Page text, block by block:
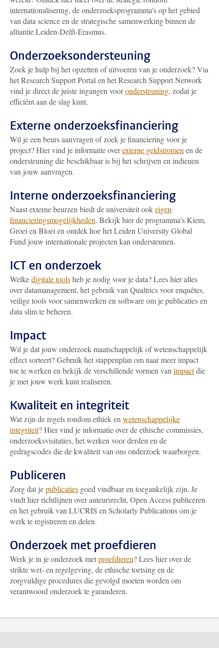
internationalisering, de onderzoeksprogramma's op het gebied
van data science en de strategische samenwerking binnen de
alliantie Leiden-Delft-Erasmus.
Onderzoeksondersteuning
Zoek je hulp bij het opzetten of uitvoeren van je onderzoek? Via
het Research Support Portal en het Research Support Network
vind je direct de juiste ingangen voorondersteuning, zodat je
efficiënt aan de slag kunt.
Externe onderzoeksfinanciering
Wil je een beurs aanvragen of zoek je financiering voor je
project? Hier vind je informatie overexterne geldstromen en de
ondersteuning die beschikbaar is bij het schrijven en indienen
van jouw aanvragen.
Interne onderzoeksfinanciering
Naast externe beurzen biedt de universiteit ookeigen
financieringsmogelijkheden. Bekijk hier de programma's Kiem,
Groei en Bloei en ontdek hoe het Leiden University Global
Fund jouw internationale projecten kan ondersteunen.
ICT en onderzoek
Welkedigitale toolsheb je nodig voor je data? Lees hier alles
over datamanagement, het gebruik van Qualtrics voor enquêtes,
veilige tools voor samenwerken en software om je publicaties en
data slim te beheren.
Impact
Wil je dat jouw onderzoek maatschappelijk of wetenschappelijk
effect sorteert? Gebruik het stappenplan om naar meer impact
toe te werken en bekijk de verschillende vormen van impactdie
je met jouw werk kunt realiseren.
Kwaliteit en integriteit
Wat zijn de regels rondom ethiek en wetenschappelijke
integriteit? Hier vind je informatie over de ethische commissies,
onderzoeksvisitaties, het werken voor derden en de
gedragscodes die de kwaliteit van ons onderzoek waarborgen.
Publiceren
Zorg dat jepublicaties goed vindbaar en toegankelijk zijn. Je
vindt hier richtlijnen over auteursrecht, Open Access publiceren
en het gebruik van LUCRIS en Scholarly Publications om je
werk te registreren en delen.
Onderzoek met proefdieren
Werk je in je onderzoek metproefdieren? Lees hier over de
strikte wet- en regelgeving, de ethische toetsing en de
zorgvuldige procedures die gevolgd moeten worden om
verantwoord onderzoek te garanderen.